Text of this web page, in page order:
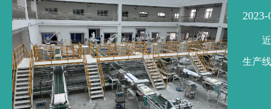
2023-
生产